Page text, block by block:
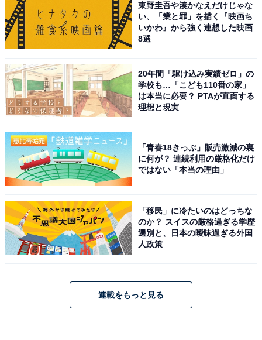
ハーゲンダッツのブランドアンバサダーである中条あや
みさんが登場する、新商品ミニカップ「クリスプチップ
チョコレート」の新TVCMが、12月6日より全国（一部
地域を除く）で放映開始。「クリスプチップチョコレー
ト 出会った二人」篇として、ミルクチョコレートアイス
クリームとチョコレートチップの食感を一人二役で表現
しているのだとか。
商品情報
東野圭吾や湊かなえだけじゃな
い、「業と罪」を描く『映画ち
いかわ』から強く連想した映画
8選
20年間「駆け込み実績ゼロ」の
学校も…「こども110番の家」
は本当に必要？ PTAが直面する
理想と現実
「青春18きっぷ」販売激減の裏
に何が？ 連続利用の厳格化だけ
ではない「本当の理由」
「移民」に冷たいのはどっちな
のか？ スイスの厳格過ぎる学歴
選別と、日本の曖昧過ぎる外国
人政策
連載をもっと見る